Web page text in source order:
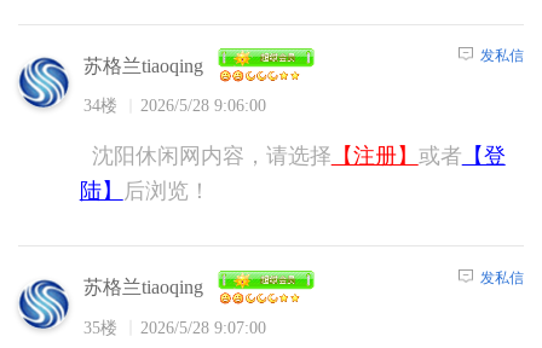
苏格兰tiaoqing
34楼 2026/5/28 9:06:00
发私信
沈阳休闲网内容，请选择 【注册】 或者 【登
陆】
后浏览！
苏格兰tiaoqing
35楼 2026/5/28 9:07:00
发私信